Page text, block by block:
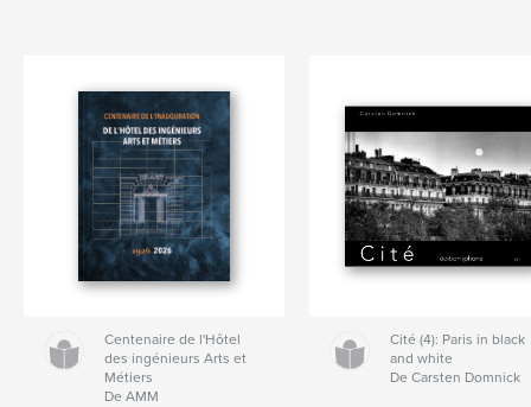
Centenaire de l'Hôtel
des ingénieurs Arts et
Métiers
De AMM
Cité (4): Paris in black
and white
De Carsten Domnick